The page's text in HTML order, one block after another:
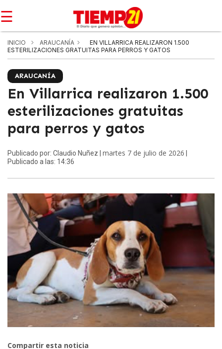
☰
INICIO ARAUCANÍA
EN VILLARRICA REALIZARON 1.500
ESTERILIZACIONES GRATUITAS PARA PERROS Y GATOS
ARAUCANÍA
En Villarrica realizaron 1.500
esterilizaciones gratuitas
para perros y gatos
Publicado por: Claudio Nuñez | martes 7 de julio de 2026
Publicado a las: 14:36
Compartir esta noticia